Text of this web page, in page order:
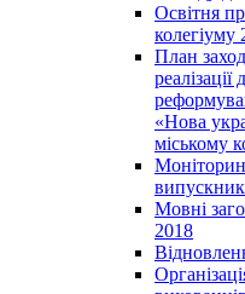
Освітня
колегіуму
План
«Нова
міському
Мовні
2018